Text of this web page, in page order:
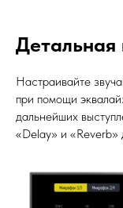
Детальная
Настраивайте
при помощи
дальнейших
«Delay» и «Reverb»